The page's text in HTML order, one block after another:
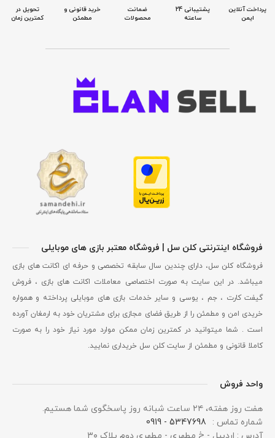
پرداخت آنلاین
ایمن
پشتیبانی 24
ساعته
ضمانت
محصولات
خرید قانونی و
مطمئن
تحویل در
کمترین زمان
فروشگاه اینترنتی کلن سل | فروشگاه معتبر بازی های موبایلی
فروشگاه کلن سل، دارای چندین سال سابقه تخصصی و حرفه ای اکانت های بازی
میباشد. در این سایت به صورت اختصاصی معاملات اکانت های بازی ، فروش
گیفت کارت ، جم ، یوسی و سایر خدمات بازی های موبایلی پرداخته و همواره
خریدی امن و مطمئن را از طریق فضای مجازی برای مشتریان خود به ارمغان آورده
است . شما میتوانید در کمترین زمان ممکن موارد مورد نیاز خود را به صورت
کاملا قانونی و مطمئن از سایت کلن سل خریداری نمایید.
واحد فروش
هفت روز هفته، ۲۴ ساعت شبانه‌ روز پاسخگوی شما هستیم.
شماره تماس :
5347698 - 0919